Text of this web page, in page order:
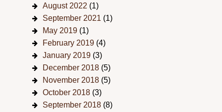
August 2022 (1)
September 2021 (1)
May 2019 (1)
February 2019 (4)
January 2019 (3)
December 2018 (5)
November 2018 (5)
October 2018 (3)
September 2018 (8)